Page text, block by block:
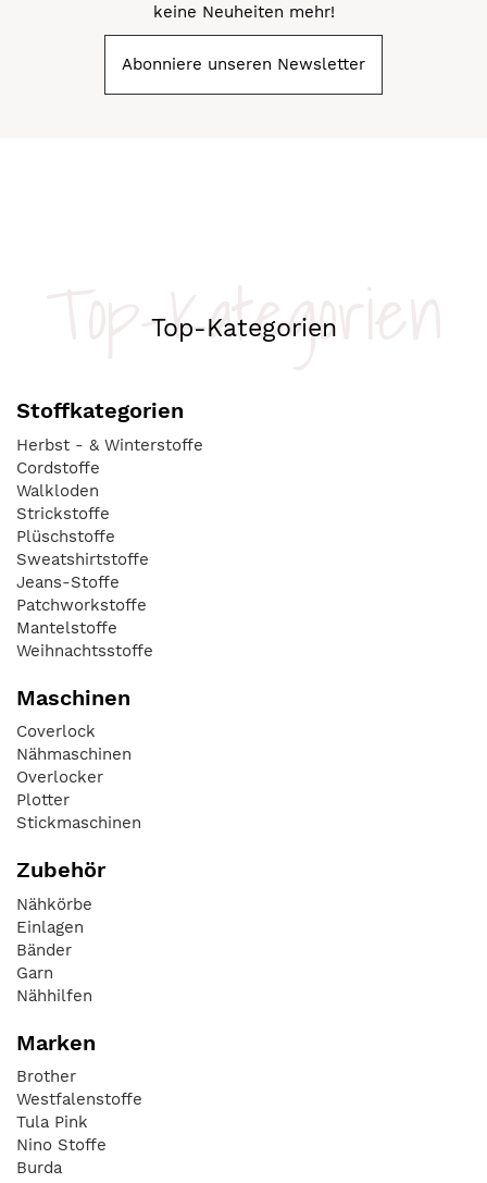
keine Neuheiten mehr!
Abonniere unseren Newsletter
Top-Kategorien
Top-Kategorien
Stoffkategorien
Herbst - & Winterstoffe
Cordstoffe
Walkloden
Strickstoffe
Plüschstoffe
Sweatshirtstoffe
Jeans-Stoffe
Patchworkstoffe
Mantelstoffe
Weihnachtsstoffe
Maschinen
Coverlock
Nähmaschinen
Overlocker
Plotter
Stickmaschinen
Zubehör
Nähkörbe
Einlagen
Bänder
Garn
Nähhilfen
Marken
Brother
Westfalenstoffe
Tula Pink
Nino Stoffe
Burda